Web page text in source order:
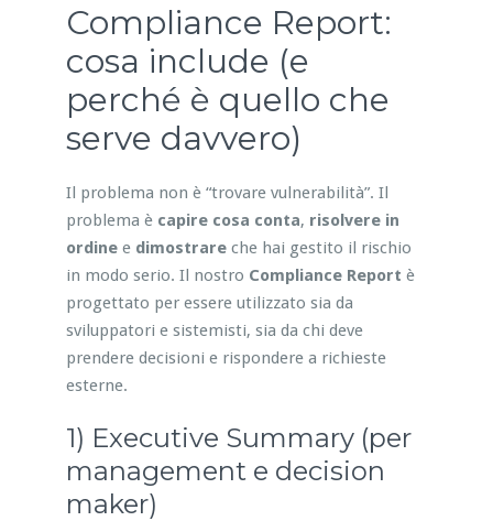
Compliance Report:
cosa include (e
perché è quello che
serve davvero)
Il problema non è “trovare vulnerabilità”. Il
problema è capire cosa conta, risolvere in
ordinee dimostrareche hai gestito il rischio
in modo serio. Il nostro Compliance Report è
progettato per essere utilizzato sia da
sviluppatori e sistemisti, sia da chi deve
prendere decisioni e rispondere a richieste
esterne.
1) Executive Summary (per
management e decision
maker)